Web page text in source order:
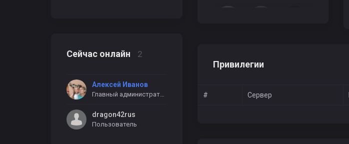
Привилегии
# Сервер
Сейчас онлайн 2
Алексей Иванов
Главный администратор
dragon42rus
Пользователь